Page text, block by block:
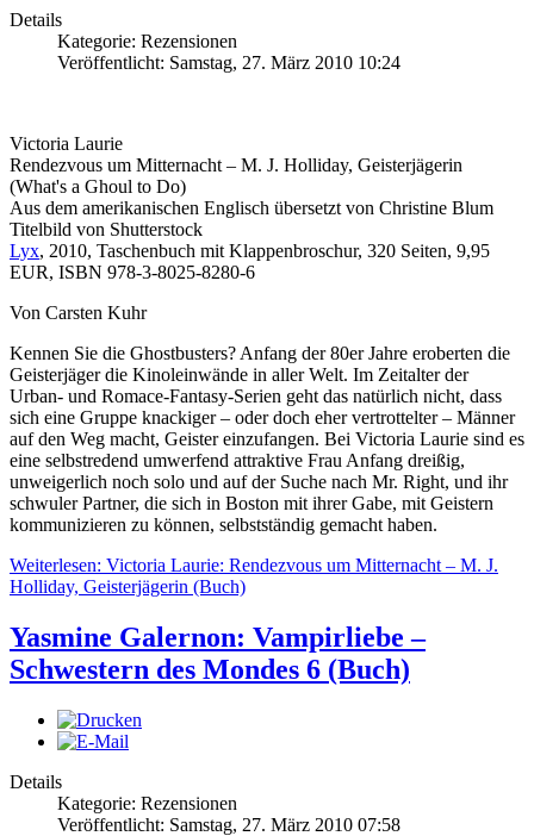
Details
Kategorie: Rezensionen
Veröffentlicht: Samstag, 27. März 2010 10:24
Victoria Laurie
Rendezvous um Mitternacht – M. J. Holliday, Geisterjägerin
(What's a Ghoul to Do)
Aus dem amerikanischen Englisch übersetzt von Christine Blum
Titelbild von Shutterstock
Lyx, 2010, Taschenbuch mit Klappenbroschur, 320 Seiten, 9,95
EUR, ISBN 978-3-8025-8280-6
Von Carsten Kuhr
Kennen Sie die Ghostbusters? Anfang der 80er Jahre eroberten die
Geisterjäger die Kinoleinwände in aller Welt. Im Zeitalter der
Urban- und Romace-Fantasy-Serien geht das natürlich nicht, dass
sich eine Gruppe knackiger – oder doch eher vertrottelter – Männer
auf den Weg macht, Geister einzufangen. Bei Victoria Laurie sind es
eine selbstredend umwerfend attraktive Frau Anfang dreißig,
unweigerlich noch solo und auf der Suche nach Mr. Right, und ihr
schwuler Partner, die sich in Boston mit ihrer Gabe, mit Geistern
kommunizieren zu können, selbstständig gemacht haben.
Weiterlesen: Victoria Laurie: Rendezvous um Mitternacht – M. J.
Holliday, Geisterjägerin (Buch)
Yasmine Galernon: Vampirliebe –
Schwestern des Mondes 6 (Buch)
Details
Kategorie: Rezensionen
Veröffentlicht: Samstag, 27. März 2010 07:58